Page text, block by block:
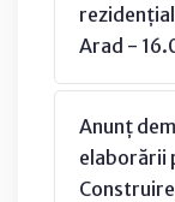
Arad -
Anunț
elaborării